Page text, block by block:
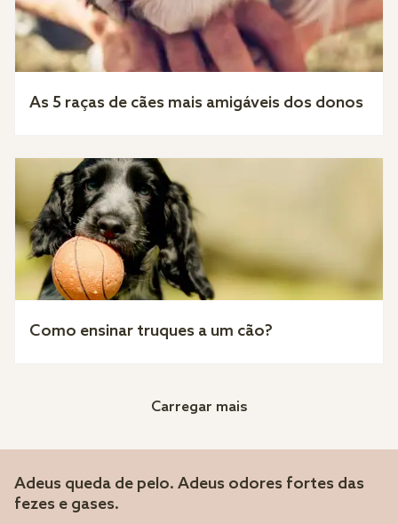
As 5 raças de cães mais amigáveis dos donos
Como ensinar truques a um cão?
Carregar mais
Adeus queda de pelo. Adeus odores fortes das
fezes e gases.